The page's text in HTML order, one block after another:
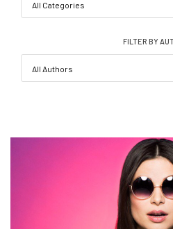
FILTER BY